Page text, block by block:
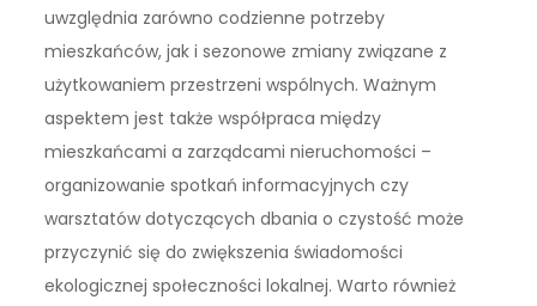
uwzględnia zarówno codzienne potrzeby
mieszkańców, jak i sezonowe zmiany związane z
użytkowaniem przestrzeni wspólnych. Ważnym
aspektem jest także współpraca między
mieszkańcami a zarządcami nieruchomości –
organizowanie spotkań informacyjnych czy
warsztatów dotyczących dbania o czystość może
przyczynić się do zwiększenia świadomości
ekologicznej społeczności lokalnej. Warto również